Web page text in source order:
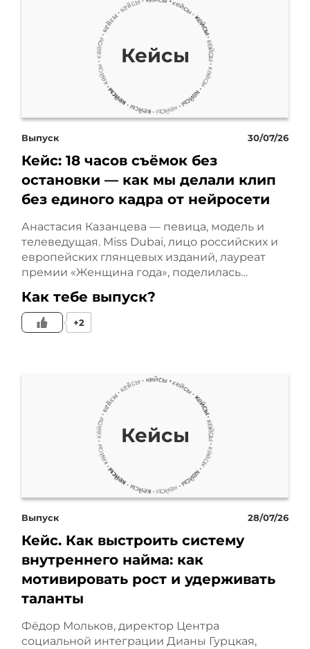
имея в последние пару
лет уже точно, это
падающий спрос на
новые автомобили,
поддержка у нас растет.
Далее, естественно, рост
выставки. И ограничения
на бюджетную рекламу в
связи с этим связаны.
Что важно? Важен здесь
подход. Мы с вами
есть два блока. Есть блок
сформированного спроса,
то есть это когда мы
собираем лиды, которые
уже готовы, которые
горящие и готовы купить
автомобиль. И есть блок
несформированного
спроса, то есть когда мы
Кейсы
Выпуск 30/07/26
Кейс: 18 часов съёмок без
остановки — как мы делали клип
без единого кадра от нейросети
Анастасия Казанцева — певица, модель и
телеведущая. Miss Dubai, лицо российских и
европейских глянцевых изданий, лауреат
премии «Женщина года», поделилась…
Как тебе выпуск?
+2
Кейсы
Выпуск 28/07/26
Кейс. Как выстроить систему
внутреннего найма: как
мотивировать рост и удерживать
таланты
Фёдор Мольков, директор Центра
социальной интеграции Дианы Гурцкая,